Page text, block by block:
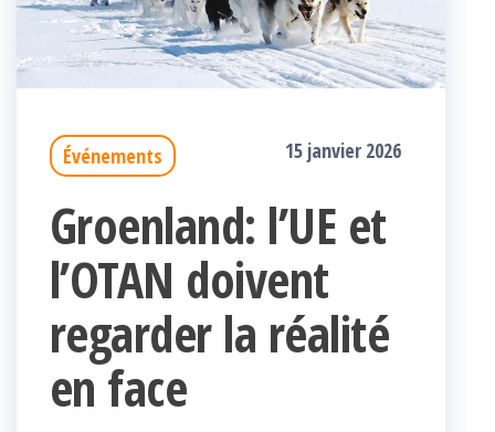
Événements 15 janvier 2026
Groenland: l’UE et
l’OTAN doivent
regarder la réalité
en face